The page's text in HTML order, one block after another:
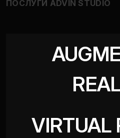
ПОСЛУГИ ADVIN STUDIO
VIRTUAL